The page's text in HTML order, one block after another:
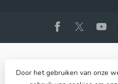
Door het gebruiken van onze